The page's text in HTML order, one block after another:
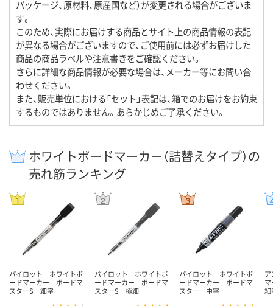
パッケージ、原材料、原産国など）が変更される場合がございま
す。
このため、実際にお届けする商品とサイト上の商品情報の表記
が異なる場合がございますので、ご使用前には必ずお届けした
商品の商品ラベルや注意書きをご確認ください。
さらに詳細な商品情報が必要な場合は、メーカー等にお問い合
わせください。
また、販売単位における「セット」表記は、箱でのお届けをお約束
するものではありません。あらかじめご了承ください。
ホワイトボードマーカー（詰替えタイプ）の
売れ筋ランキング
パイロット ホワイトボ
ードマーカー ボードマ
スターS 細字
パイロット ホワイトボ
ードマーカー ボードマ
スターS 極細
パイロット ホワイトボ
ードマーカー ボードマ
スター 中字
細